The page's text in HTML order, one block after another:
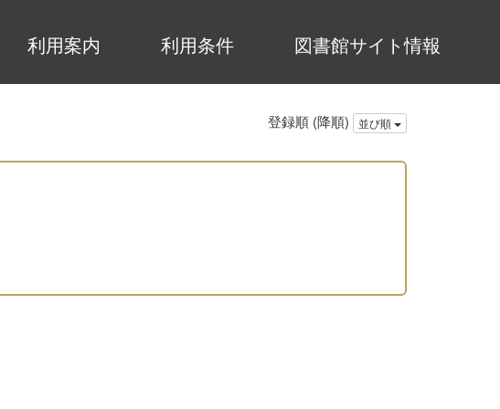
利用案内 利用条件 図書館サイト情報
登録順 (降順) 並び順